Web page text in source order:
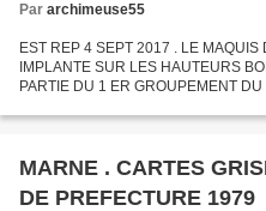
Par archimeuse55
EST REP 4 SEPT 2017 . LE
IMPLANTE SUR LES HAUTEURS
PARTIE DU 1 ER GROUPEMENT
RECULENT DEVANT L ' AVANCEE
MARNE . CARTES GRISES ? ARCHIVES PAPIER
DE PREFECTURE 1979